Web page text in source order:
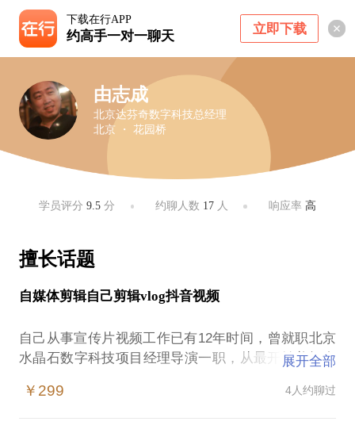
下载在行APP
约高手一对一聊天 立即下载
由志成
北京达芬奇数字科技总经理
北京 ・ 花园桥
学员评分9.5 分 约聊人数 17人 响应率 高
擅长话题
自媒体剪辑自己剪辑vlog抖音视频
自己从事宣传片视频工作已有12年时间，曾就职北京
水晶石数字科技项目经理导演一职，从最开始剪辑自
富的宣传片剪辑经验。
展开全部
￥299 4人约聊过